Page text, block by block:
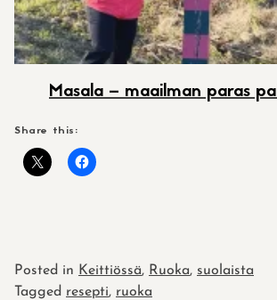
Masala – maailman paras
Share this:
Posted in Keittiössä, Ruoka, suolaista
Tagged resepti, ruoka